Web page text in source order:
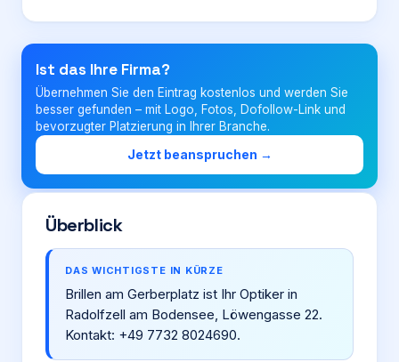
Login
Firma eintragen
Ist das Ihre Firma?
Übernehmen Sie den Eintrag kostenlos und werden Sie
besser gefunden – mit Logo, Fotos, Dofollow-Link und
bevorzugter Platzierung in Ihrer Branche.
Jetzt beanspruchen →
Überblick
DAS WICHTIGSTE IN KÜRZE
Brillen am Gerberplatz ist Ihr Optiker in
Radolfzell am Bodensee, Löwengasse 22.
Kontakt: +49 7732 8024690.